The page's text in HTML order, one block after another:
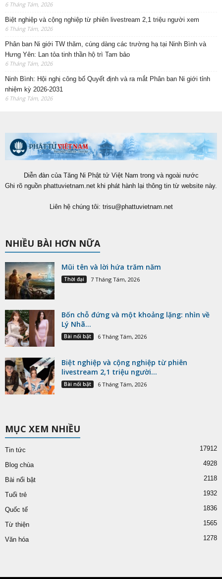
6 Tháng Tám, 2026
Biệt nghiệp và cộng nghiệp từ phiên livestream 2,1 triệu người xem
6 Tháng Tám, 2026
Phân ban Ni giới TW thăm, cúng dàng các trường hạ tại Ninh Bình và
Hưng Yên: Lan tỏa tinh thần hộ trì Tam bảo
6 Tháng Tám, 2026
Ninh Bình: Hội nghị công bố Quyết định và ra mắt Phân ban Ni giới tỉnh
nhiệm kỳ 2026-2031
6 Tháng Tám, 2026
Diễn đàn của Tăng Ni Phật tử Việt Nam trong và ngoài nước
Ghi rõ nguồn phattuvietnam.net khi phát hành lại thông tin từ website này.
Liên hệ chúng tôi: trisu@phattuvietnam.net
NHIỀU BÀI HƠN NỮA
Mũi tên và lời hứa trăm năm
Thời đại 7 Tháng Tám, 2026
Bốn chỗ đứng và một khoảng lặng: nhìn về
Lý Nhã...
Bài nổi bật 6 Tháng Tám, 2026
Biệt nghiệp và cộng nghiệp từ phiên
livestream 2,1 triệu người...
Bài nổi bật 6 Tháng Tám, 2026
MỤC XEM NHIỀU
Tin tức 17912
Blog chùa 4928
Bài nổi bật 2118
Tuổi trẻ 1932
Quốc tế 1836
Từ thiện 1565
Văn hóa 1278